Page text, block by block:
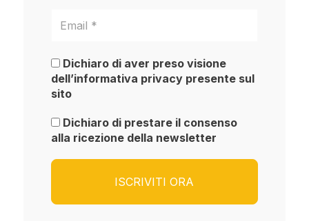
Dichiaro di aver preso visione
dell’informativa privacy presente sul
sito
Dichiaro di prestare il consenso
alla ricezione della newsletter